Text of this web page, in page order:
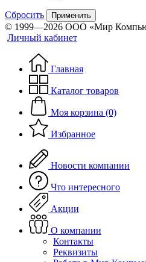
Сбросить Применить
© 1999—2026 ООО «Мир
Личный кабинет
Главная
Каталог товаров
Моя корзина (0)
Избранное
Новости компании
Что интересного
Акции
О компании
Контакты
Реквизиты